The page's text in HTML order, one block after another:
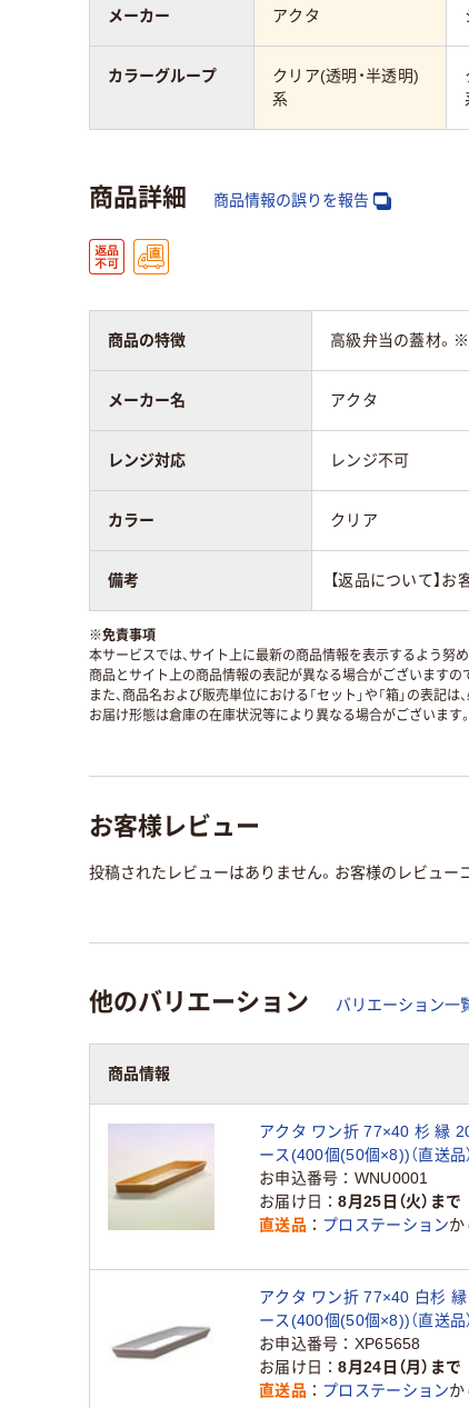
アクタ
クリア(透明・半透明)
系
メーカー
カラーグループ
商品詳細 商品情報の誤りを報告
商品の特徴 高級弁当の蓋材。※
メーカー名 アクタ
レンジ対応 レンジ不可
カラー クリア
備考 【返品について】
※免責事項
本サービスでは、サイト上に最新の商品情報を表示するよう努め
商品とサイト上の商品情報の表記が異なる場合がございますの
また、商品名および販売単位における「セット」や「箱」の表記
お届け形態は倉庫の在庫状況等により異なる場合がございます
お客様レビュー
投稿されたレビューはありません。お客様のレビュー
他のバリエーション バリエーション一
商品情報
アクタ ワン折 77×40 杉 縁
ース(400個(50個×8))（直送品）
お申込番号
WNU0001
お届け日
8月25日（火）まで
直送品
プロステーションか
アクタ ワン折 77×40 白杉
ース(400個(50個×8))（直送品）
お申込番号
XP65658
お届け日
8月24日（月）まで
直送品
プロステーションか